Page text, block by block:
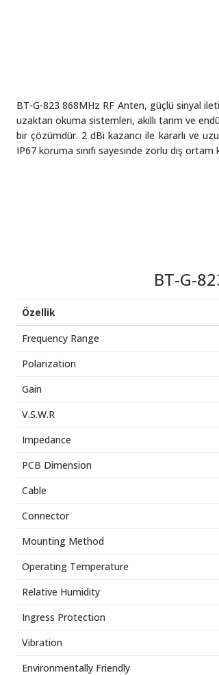
BT-G-823 868MHz RF Anten, güçlü sinyal
uzaktan okuma sistemleri, akıllı tarım ve
bir çözümdür. 2 dBi kazancı ile kararlı ve
IP67 koruma sınıfı sayesinde zorlu dış ortam
BT-G-
Özellik
Frequency Range
Polarization
Gain
V.S.W.R
Impedance
PCB Dimension
Cable
Connector
Mounting Method
Operating Temperature
Relative Humidity
Ingress Protection
Vibration
Environmentally Friendly